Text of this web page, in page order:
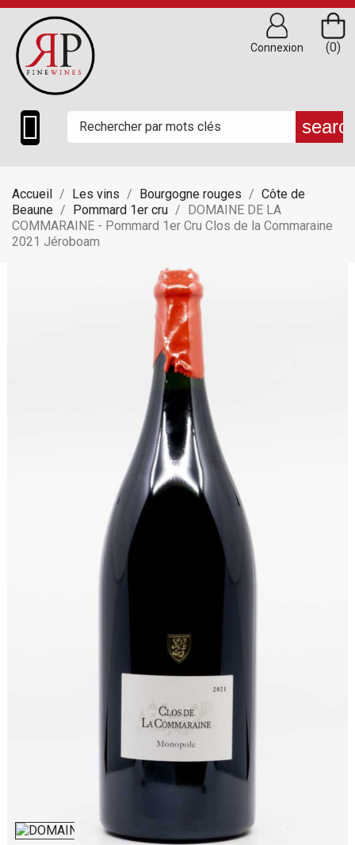

(0)
Connexion
Accueil Les vins Bourgogne rouges
Côte de
Beaune
Pommard 1er cru
DOMAINE DE LA
COMMARAINE - Pommard 1er Cru Clos de la Commaraine
2021 Jéroboam